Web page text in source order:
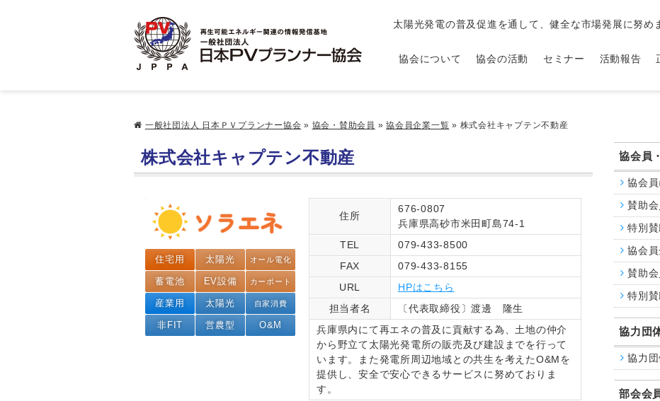
太陽光発電の普及促進を通して、健全な市場発展に努め
協会について 協会の活動 セミナー 活動報告
一般社団法人 日本ＰＶプランナー協会 » 協会・賛助会員 » 協会員企業一覧 » 株式会社キャプテン不動産
株式会社キャプテン不動産
住宅用 太陽光 オール電化
蓄電池 EV設備 カーポート
産業用 太陽光 自家消費
非FIT 営農型 O&M
住所
676-0807
兵庫県高砂市米田町島74-1
TEL
079-433-8500
FAX
079-433-8155
URL
HPはこちら
担当者名
〔代表取締役〕渡邊 隆生
兵庫県内にて再エネの普及に貢献する為、土地の仲介
から野立て太陽光発電所の販売及び建設までを行って
います。また発電所周辺地域との共生を考えたO&Mを
提供し、安全で安心できるサービスに努めておりま
す。
協会員
協会
賛助
特別
協会
賛助
特別
協力団
協力
部会会